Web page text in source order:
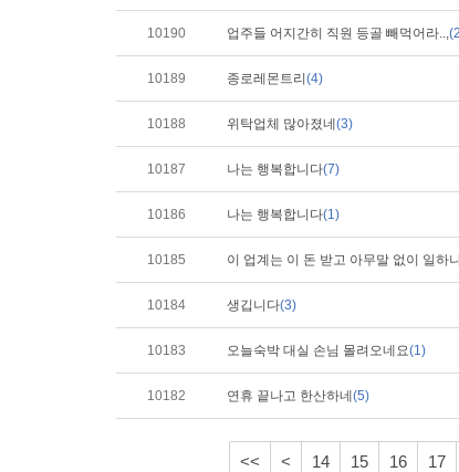
10190 업주들 어지간히 직원 등골 빼먹어라..,
10189 종로레몬트리 (4)
10188 위탁업체 많아졌네 (3)
10187 나는 행복합니다(7)
10186 나는 행복합니다(1)
10185 이 업계는 이 돈 받고 아무말 없이 일하
10184 생깁니다(3)
10183 오늘숙박 대실 손님 몰려오네요(1)
10182 연휴 끝나고 한산하네 (5)
<< < 14 15 16 17